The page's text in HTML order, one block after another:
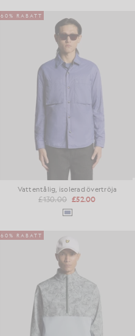
60% RABATT
Vattentålig, isolerad övertröja
£130.00 £52.00
60% RABATT